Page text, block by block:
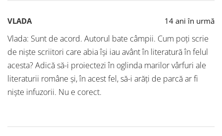
VLADA 14 ani în urmă
Vlada: Sunt de acord. Autorul bate câmpii. Cum poți scrie
de niște scriitori care abia își iau avânt în literatură în felul
acesta? Adică să-i proiectezi în oglinda marilor vârfuri ale
literaturii române și, în acest fel, să-i arăți de parcă ar fi
niște infuzorii. Nu e corect.